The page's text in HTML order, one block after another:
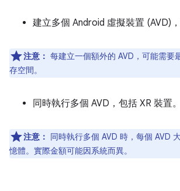
建立多個 Android 虛擬裝置 (AVD)，
注意： 每建立一個額外的 AVD，可能需要
存空間。
同時執行多個 AVD，包括 XR 裝置。
注意： 同時執行多個 AVD 時，每個 AVD
憶體。實際金額可能因系統而異。